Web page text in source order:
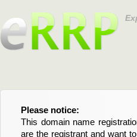
Please notice:
This domain name
are the registrant and want
Bitte beachten Sie:
Diese Domainregistrierung
Domain stehen an.